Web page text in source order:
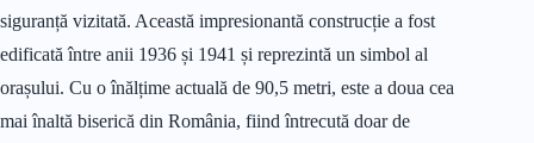
siguranță vizitată. Această impresionantă construcție a fost
edificată între anii 1936 și 1941 și reprezintă un simbol al
orașului. Cu o înălțime actuală de 90,5 metri, este a doua cea
mai înaltă biserică din România, fiind întrecută doar de